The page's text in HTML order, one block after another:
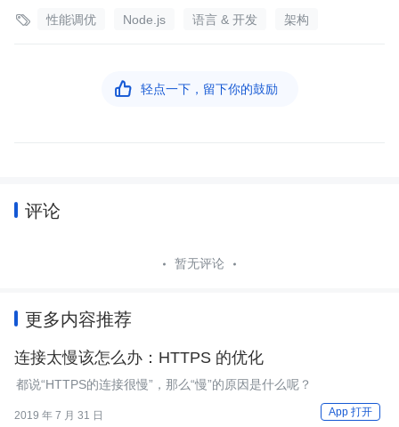
 性能调优 Node.js 语言 & 开发 架构
 轻点一下，留下你的鼓励
评论
暂无评论
更多内容推荐
连接太慢该怎么办：HTTPS 的优化
都说“HTTPS的连接很慢”，那么“慢”的原因是什么呢？
2019 年 7 月 31 日 App 打开